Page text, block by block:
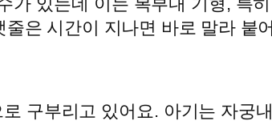
은 시간이 지나면 바로 말라 붙
구부리고 있어요. 아기는 자궁